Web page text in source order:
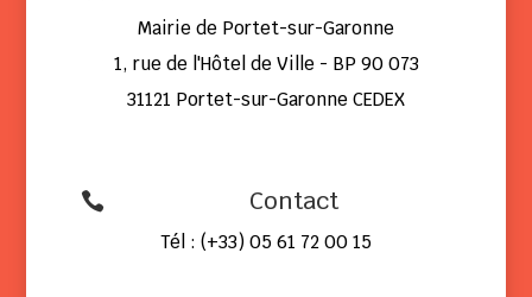
Mairie de Portet-sur-Garonne
1, rue de l'Hôtel de Ville - BP 90 073
31121 Portet-sur-Garonne CEDEX
 Contact
Tél : (+33) 05 61 72 00 15